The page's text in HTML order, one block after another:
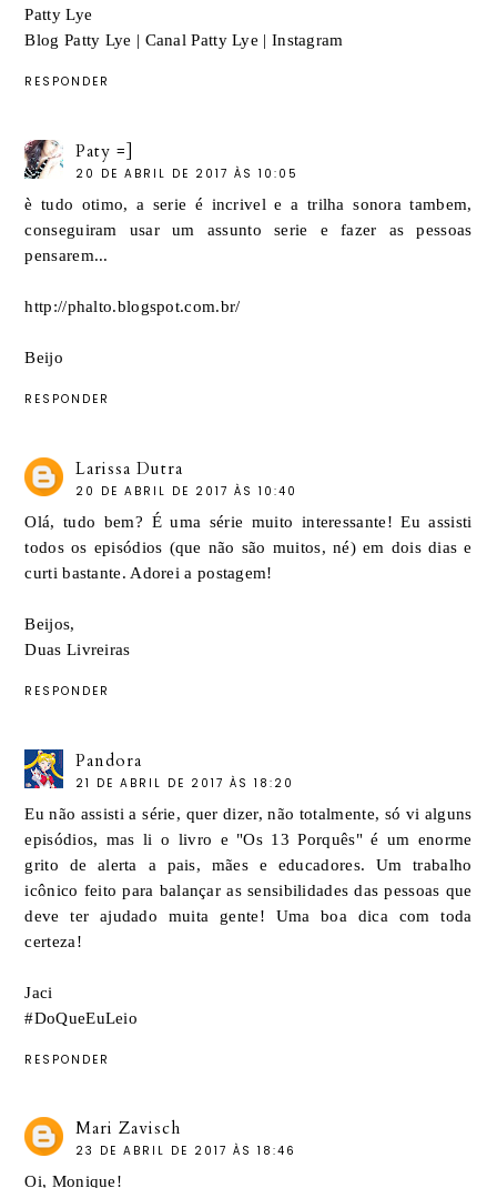
Patty Lye
Blog Patty Lye | Canal Patty Lye | Instagram
RESPONDER
Paty =]
20 DE ABRIL DE 2017 ÀS 10:05
è tudo otimo, a serie é incrivel e a trilha sonora tambem,
conseguiram usar um assunto serie e fazer as pessoas
pensarem...
http://phalto.blogspot.com.br/
Beijo
RESPONDER
Larissa Dutra
20 DE ABRIL DE 2017 ÀS 10:40
Olá, tudo bem? É uma série muito interessante! Eu assisti
todos os episódios (que não são muitos, né) em dois dias e
curti bastante. Adorei a postagem!
Beijos,
Duas Livreiras
RESPONDER
Pandora
21 DE ABRIL DE 2017 ÀS 18:20
Eu não assisti a série, quer dizer, não totalmente, só vi alguns
episódios, mas li o livro e "Os 13 Porquês" é um enorme
grito de alerta a pais, mães e educadores. Um trabalho
icônico feito para balançar as sensibilidades das pessoas que
deve ter ajudado muita gente! Uma boa dica com toda
certeza!
Jaci
#DoQueEuLeio
RESPONDER
Mari Zavisch
23 DE ABRIL DE 2017 ÀS 18:46
Oi, Monique!